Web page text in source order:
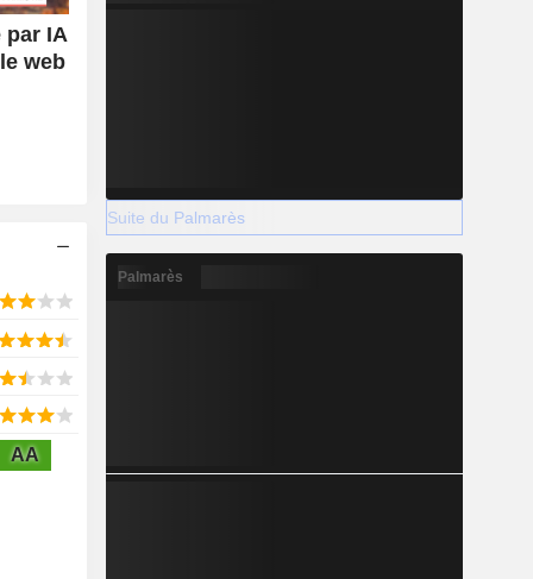
par IA
web
AA
Suite du Palmarès
Palmarès